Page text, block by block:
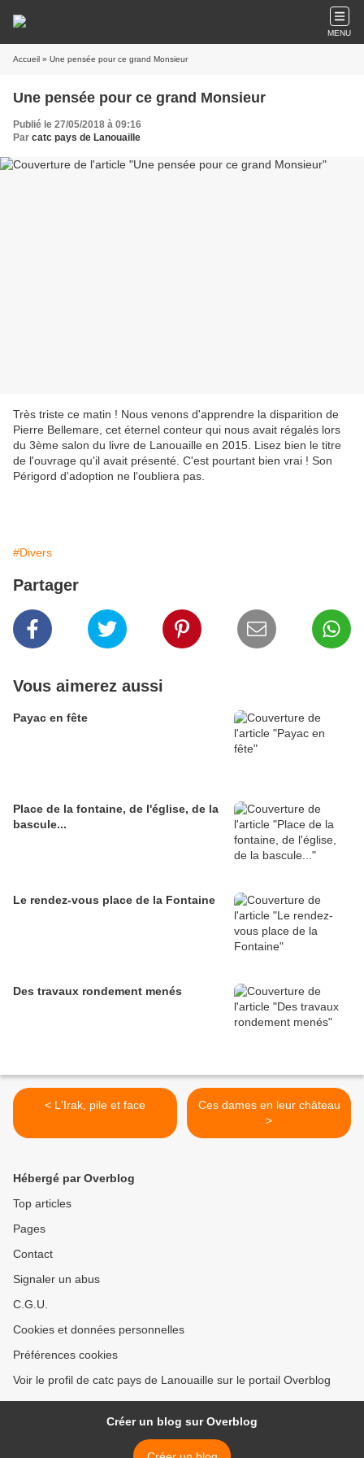
MENU
Accueil » Une pensée pour ce grand Monsieur
Une pensée pour ce grand Monsieur
Publié le 27/05/2018 à 09:16
Par catc pays de Lanouaille
Très triste ce matin ! Nous venons d'apprendre la disparition de
Pierre Bellemare, cet éternel conteur qui nous avait régalés lors
du 3ème salon du livre de Lanouaille en 2015. Lisez bien le titre
de l'ouvrage qu'il avait présenté. C'est pourtant bien vrai ! Son
Périgord d'adoption ne l'oubliera pas.
#Divers
Partager
Vous aimerez aussi
Payac en fête
Place de la fontaine, de l'église, de la
bascule...
Le rendez-vous place de la Fontaine
Des travaux rondement menés
< L'Irak, pile et face
Ces dames en leur château
>
Hébergé par Overblog
Top articles
Pages
Contact
Signaler un abus
C.G.U.
Cookies et données personnelles
Préférences cookies
Voir le profil de catc pays de Lanouaille sur le portail Overblog
Créer un blog sur Overblog